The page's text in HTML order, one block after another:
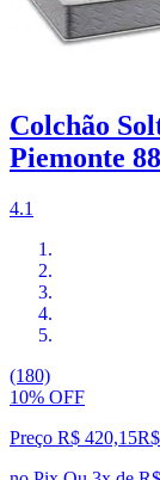
Colchão
Piemonte
4.1
(180)
10% OFF
Preço R$ 420,15R$